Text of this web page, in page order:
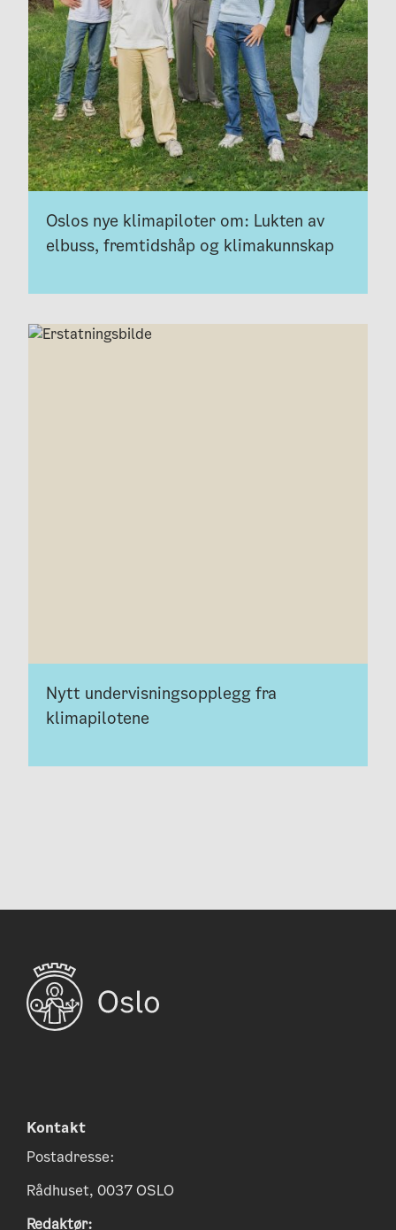
Oslos nye klimapiloter om: Lukten av
elbuss, fremtidshåp og klimakunnskap
Nytt undervisningsopplegg fra
klimapilotene
Kontakt
Postadresse:
Rådhuset, 0037 OSLO
Redaktør: